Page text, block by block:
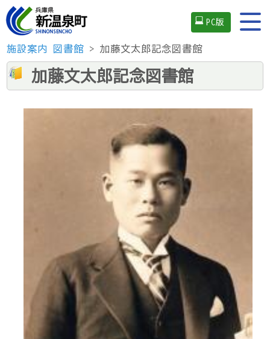
PC版
施設案内 図書館 > 加藤文太郎記念図書館
加藤文太郎記念図書館